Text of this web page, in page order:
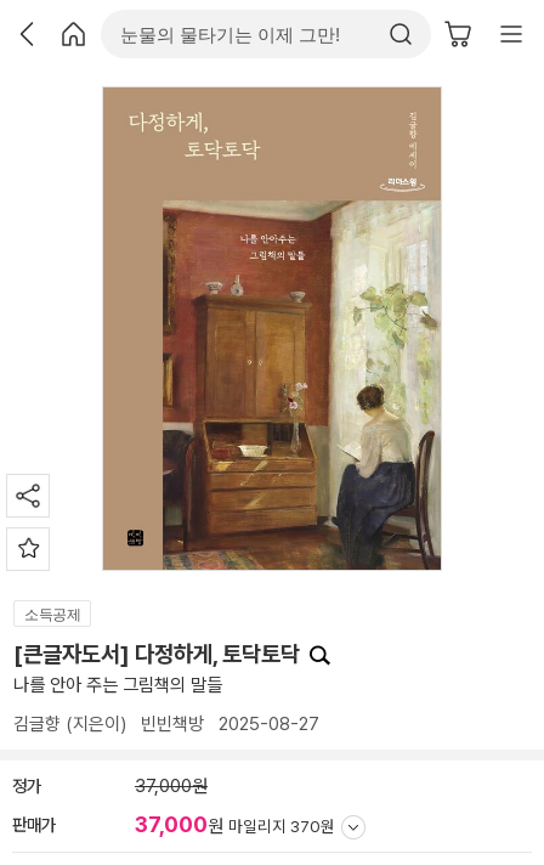
소득공제
[큰글자도서] 다정하게, 토닥토닥
나를 안아 주는 그림책의 말들
김글향 (지은이) 빈빈책방 2025-08-27
정가 37,000원
판매가 37,000원 마일리지 370원